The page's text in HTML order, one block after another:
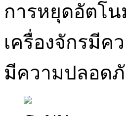
การหยุดอัตโน
เครื่องจักรมี
มีความปลอด